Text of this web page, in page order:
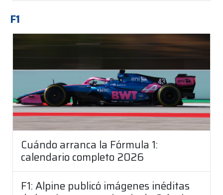
F1
Cuándo arranca la Fórmula 1:
calendario completo 2026
F1: Alpine publicó imágenes inéditas